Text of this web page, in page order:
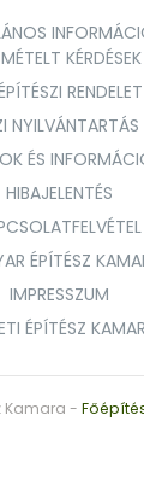
RENDELET
ÉS
HIBAJELENTÉS
ÉPÍTÉSZ
IMPRESSZUM
ÉPÍTÉSZ
Kamara -